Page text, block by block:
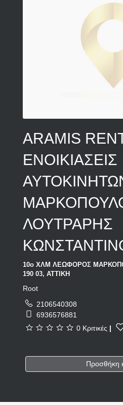
ARAMIS
ΕΝΟΙΚΙΑΣΕΙΣ
ΛΟΥΤΡΑΡΗΣ
10ο ΧΛΜ ΛΕΩΦΟΡΟΣ
190 03, ΑΤΤΙΚΗ
Root
2106540308
6936576881
0 Κριτικές |
Προσθήκη